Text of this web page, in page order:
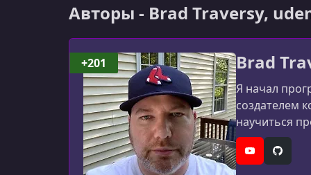
Авторы - Brad Traversy,
Brad
Я начал
создателем
научиться
учебных
YouTubeGitHub
+201